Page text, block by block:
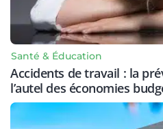
Santé & Éducation
Accidents de travail : la
l’autel des économies